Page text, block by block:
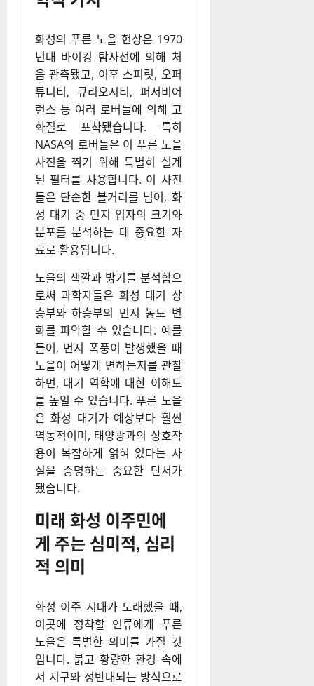
화성의 푸른 노을 현상은 1970
년대 바이킹 탐사선에 의해 처
음 관측됐고, 이후 스피릿, 오퍼
튜니티, 큐리오시티, 퍼서비어
런스 등 여러 로버들에 의해 고
화질로 포착됐습니다. 특히
NASA의 로버들은 이 푸른 노을
사진을 찍기 위해 특별히 설계
된 필터를 사용합니다. 이 사진
들은 단순한 볼거리를 넘어, 화
성 대기 중 먼지 입자의 크기와
분포를 분석하는 데 중요한 자
료로 활용됩니다.
노을의 색깔과 밝기를 분석함으
로써 과학자들은 화성 대기 상
층부와 하층부의 먼지 농도 변
화를 파악할 수 있습니다. 예를
들어, 먼지 폭풍이 발생했을 때
노을이 어떻게 변하는지를 관찰
하면, 대기 역학에 대한 이해도
를 높일 수 있습니다. 푸른 노을
은 화성 대기가 예상보다 훨씬
역동적이며, 태양광과의 상호작
용이 복잡하게 얽혀 있다는 사
실을 증명하는 중요한 단서가
됐습니다.
미래 화성 이주민에
게 주는 심미적, 심리
적 의미
화성 이주 시대가 도래했을 때,
이곳에 정착할 인류에게 푸른
노을은 특별한 의미를 가질 것
입니다. 붉고 황량한 환경 속에
서 지구와 정반대되는 방식으로